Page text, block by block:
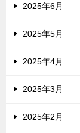
2025年6月
2025年5月
2025年4月
2025年3月
2025年2月